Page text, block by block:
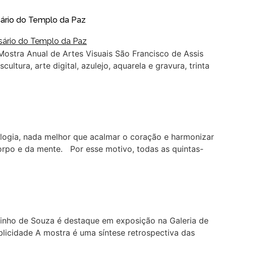
do Templo da Paz
Anual de Artes Visuais São Francisco de Assis
arte digital, azulejo, aquarela e gravura, trinta
nada melhor que acalmar o coração e harmonizar
e da mente. Por esse motivo, todas as quintas-
de Souza é destaque em exposição na Galeria de
A mostra é uma síntese retrospectiva das